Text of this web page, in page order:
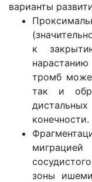
варианты
к
тромб
так и
конечности.
зоны